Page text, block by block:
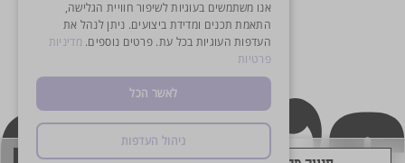
© 2025 Onlys. All Rights Reserved
אנו משתמשים בעוגיות לשיפור חוויית הגלישה,
התאמת תכנים ומדידת ביצועים. ניתן לנהל את
העדפות העוגיות בכל עת. פרטים נוספים. מדיניות
פרטיות
לאשר הכל
ניהול העדפות